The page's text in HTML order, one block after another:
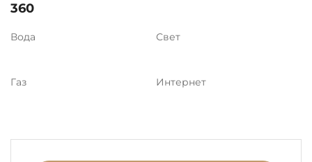
360
Вода Свет
Газ Интернет